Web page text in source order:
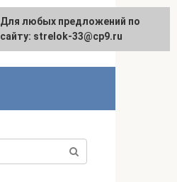
Для любых предложений по
сайту: strelok-33@cp9.ru
Для любых предложений по
сайту: strelok-33@cp9.ru